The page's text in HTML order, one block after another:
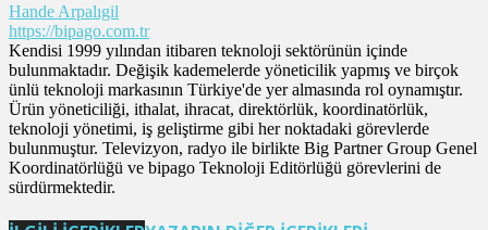
Hande Arpalıgil
https://bipago.com.tr
Kendisi 1999 yılından itibaren teknoloji sektörünün içinde
bulunmaktadır. Değişik kademelerde yöneticilik yapmış ve birçok
ünlü teknoloji markasının Türkiye'de yer almasında rol oynamıştır.
Ürün yöneticiliği, ithalat, ihracat, direktörlük, koordinatörlük,
teknoloji yönetimi, iş geliştirme gibi her noktadaki görevlerde
bulunmuştur. Televizyon, radyo ile birlikte Big Partner Group Genel
Koordinatörlüğü ve bipago Teknoloji Editörlüğü görevlerini de
sürdürmektedir.